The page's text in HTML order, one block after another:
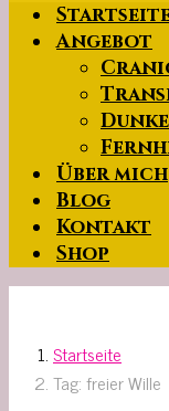
Angebot
Über mich
Blog
Kontakt
Shop
Startseite
Tag: freier Wille